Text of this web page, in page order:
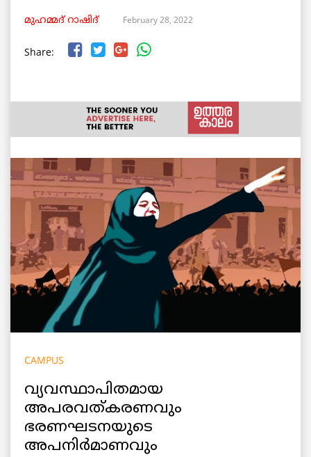
മുഹമ്മദ് റാഷിദ്‌ February 28, 2022
Share:
CAMPUS
വ്യവസ്ഥാപിതമായ
അപരവത്കരണവും
ഭരണഘടനയുടെ
അപനിർമാണവും